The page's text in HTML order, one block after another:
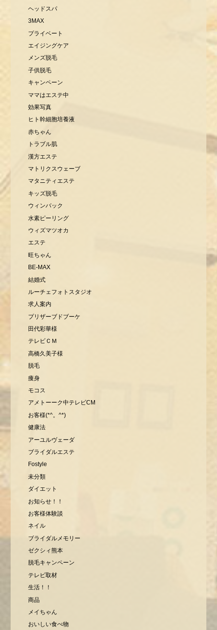
ヘッドスパ
3MAX
プライベート
エイジングケア
メンズ脱毛
子供脱毛
キャンペーン
ママはエステ中
効果写真
ヒト幹細胞培養液
赤ちゃん
トラブル肌
漢方エステ
マトリクスウェーブ
マタニティエステ
キッズ脱毛
ウィンバック
水素ピーリング
ウィズマツオカ
エステ
旺ちゃん
BE-MAX
結婚式
ルーチェフォトスタジオ
求人案内
プリザーブドブーケ
田代彩華様
テレビＣＭ
高橋久美子様
脱毛
痩身
モコス
アメトーーク中テレビCM
お客様(*^。^*)
健康法
アーユルヴェーダ
ブライダルエステ
Fostyle
未分類
ダイエット
お知らせ！！
お客様体験談
ネイル
ブライダルメモリー
ゼクシィ熊本
脱毛キャンペーン
テレビ取材
生活！！
商品
メイちゃん
おいしい食べ物